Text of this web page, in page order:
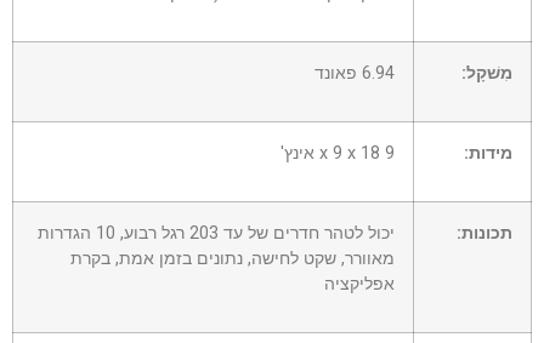
מִשׁקָל: 6.94 פאונד
מידות: 9 x 9 x 18 אינץ'
תכונות: יכול לטהר חדרים
של עד 203 רגל רבוע, 10 הגדרות
מאוורר, שקט לחישה, נתונים בזמן אמת, בקרת
אפליקציה